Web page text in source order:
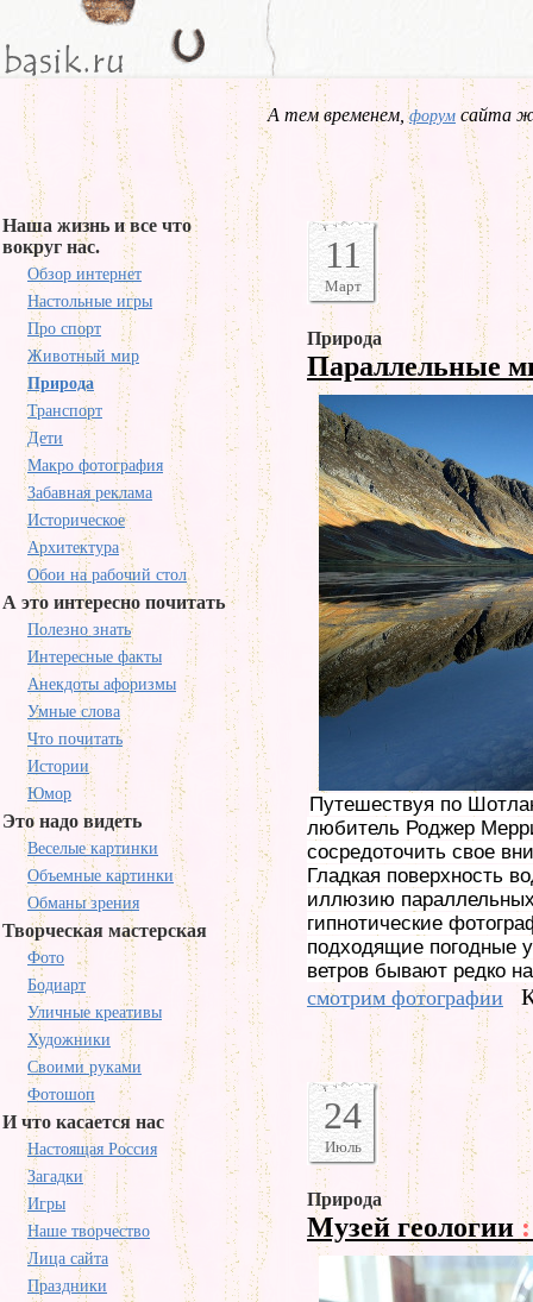
А тем временем,форум сайта
Наша жизнь и все что
вокруг нас.
Обзор интернет
Настольные игры
Про спорт
Животный мир
Природа
Транспорт
Дети
Макро фотография
Забавная реклама
Историческое
Архитектура
Обои на рабочий стол
А это интересно почитать
Полезно знать
Интересные факты
Анекдоты афоризмы
Умные слова
Что почитать
Истории
Юмор
Это надо видеть
Веселые картинки
Объемные картинки
Обманы зрения
Творческая мастерская
Фото
Бодиарт
Уличные креативы
Художники
Своими руками
Фотошоп
И что касается нас
Настоящая Россия
Загадки
Игры
Наше творчество
Лица сайта
Праздники
11
Март
Природа
Параллельные
Путешествуя по
любитель Роджер
сосредоточить свое
Гладкая поверхность
иллюзию
гипнотические
подходящие погодные
ветров бывают редко
смотрим фотографии
24
Июль
Природа
Музей геологии